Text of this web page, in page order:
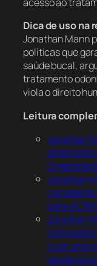
Dica de uso na
Jonathan Mann
políticas que
saúde bucal,
tratamento
viola o direito
Leitura
Jonathan
americano
Jonathan
para a
Jonathan
criar uma
desde